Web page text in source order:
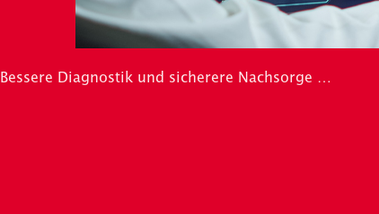
Bessere Diagnostik und sicherere Nachsorge …